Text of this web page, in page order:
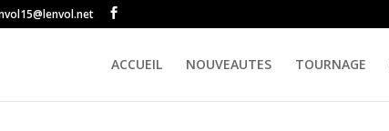
ACCUEIL NOUVEAUTES TOURNAGE